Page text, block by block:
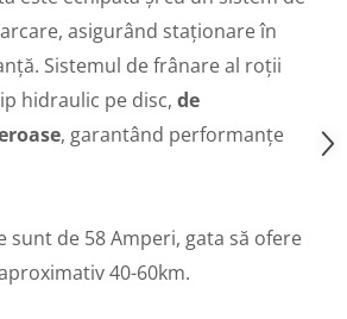
asigurând staționare în
Sistemul de frânare al roții
hidraulic pe disc, de
, garantând performanțe
sunt de 58 Amperi, gata să ofere
40-60km.